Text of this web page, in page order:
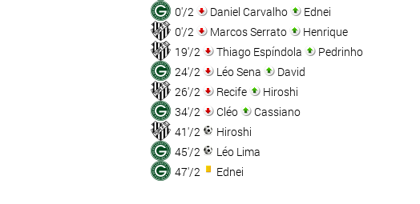
0'/2
Daniel Carvalho
Ednei
0'/2
Marcos Serrato
Henrique
19'/2
Thiago Espíndola
Pedrinho
24'/2
Léo Sena
David
26'/2
Recife
Hiroshi
34'/2
Cléo
Cassiano
41'/2
Hiroshi
45'/2
Léo Lima
47'/2
Ednei